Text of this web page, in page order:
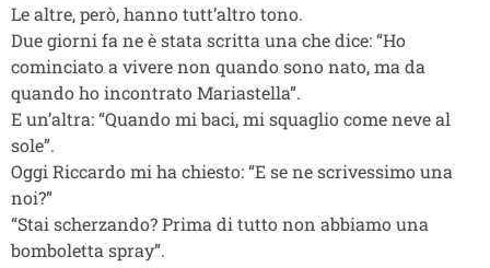
Le altre, però, hanno tutt’altro tono.
Due giorni fa ne è stata scritta una che dice: “Ho
cominciato a vivere non quando sono nato, ma da
quando ho incontrato Mariastella”.
E un’altra: “Quando mi baci, mi squaglio come neve al
sole”.
Oggi Riccardo mi ha chiesto: “E se ne scrivessimo una
noi?”
“Stai scherzando? Prima di tutto non abbiamo una
bomboletta spray”.